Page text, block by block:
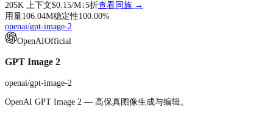
205K 上下文$0.15/M↓5折查看同族 →
用量106.04M稳定性100.00%
openai/gpt-image-2
OpenAIOfficial
GPT Image 2
openai/gpt-image-2
OpenAI GPT Image 2 — 高保真图像生成与编辑。